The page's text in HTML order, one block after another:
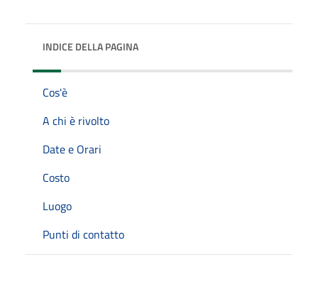
INDICE DELLA PAGINA
Cos'è
A chi è rivolto
Date e Orari
Costo
Luogo
Punti di contatto